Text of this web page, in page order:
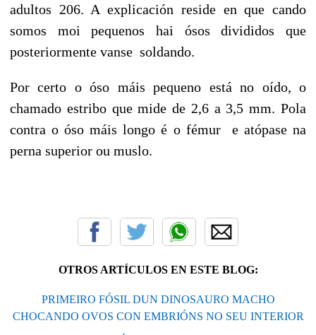
adultos 206. A explicación reside en que cando
somos moi pequenos hai ósos divididos que
posteriormente vanse soldando.
Por certo o óso máis pequeno está no oído, o
chamado estribo que mide de 2,6 a 3,5 mm. Pola
contra o óso máis longo é o fémur e atópase na
perna superior ou muslo.
OTROS ARTÍCULOS EN ESTE BLOG:
PRIMEIRO FÓSIL DUN DINOSAURO MACHO
CHOCANDO OVOS CON EMBRIÓNS NO SEU INTERIOR